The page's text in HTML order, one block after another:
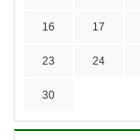
16 17
23 24
30